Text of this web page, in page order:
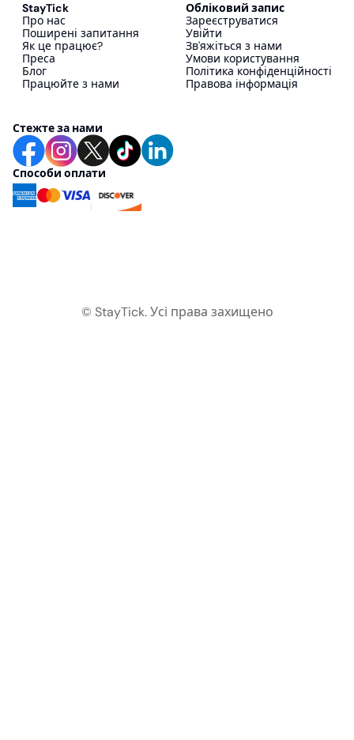
StayTick
Про нас
Поширені запитання
Як це працює?
Преса
Блог
Працюйте з нами
Обліковий запис
Зареєструватися
Увійти
Зв'яжіться з нами
Умови користування
Політика конфіденційності
Правова інформація
Стежте за нами
Способи оплати
© StayTick.Усі права захищено